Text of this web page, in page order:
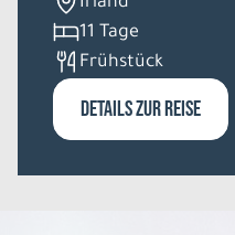
11 Tage
Frühstück
DETAILS ZUR REISE